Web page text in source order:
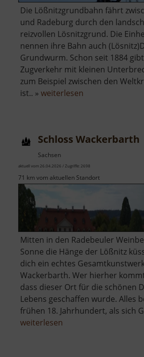
Die Lößnitzgrundbahn fährt
und Radeburg durch den
reizvollen Lösnitzgrund. Die
nennen ihre Bahn auch
Grundwurm. Schon seit 1884
Zugverkehr mit kleinen
zum Beispiel zwischen den
ist.. » weiterlesen
Schloss Wackerbarth
Sachsen
aktuell vom 26.04.2026 / Zugriffe: 2698
71 km vom aktuellen Standort
Mitten in den Radebeuler
Sonne die Hänge der Lößnitz
dich ein echtes
Wackerbarth. Wer hierher
dass dieser Ort für die schönen
Lebens geschaffen wurde. Alles
frühen 18. Jahrhundert, als sich
weiterlesen